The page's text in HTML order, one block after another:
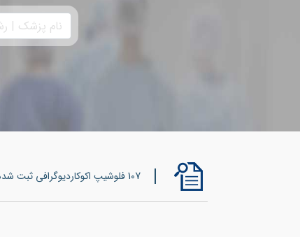
107 فلوشیپ اکوکاردیوگرافی ثبت شده